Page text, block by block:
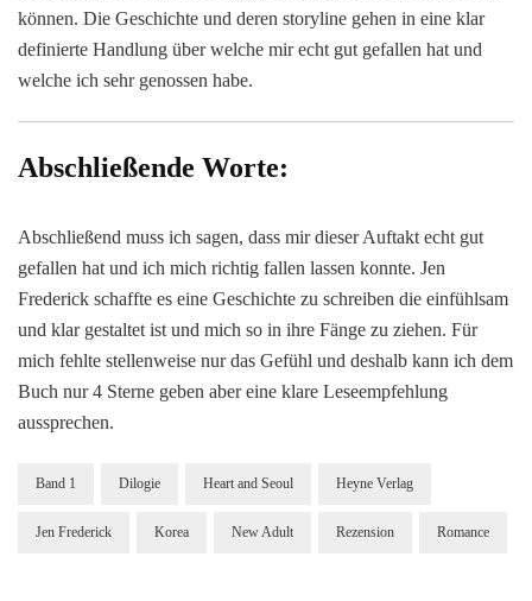
können. Die Geschichte und deren storyline gehen in eine klar
definierte Handlung über welche mir echt gut gefallen hat und
welche ich sehr genossen habe.
Abschließende Worte:
Abschließend muss ich sagen, dass mir dieser Auftakt echt gut
gefallen hat und ich mich richtig fallen lassen konnte. Jen
Frederick schaffte es eine Geschichte zu schreiben die einfühlsam
und klar gestaltet ist und mich so in ihre Fänge zu ziehen. Für
mich fehlte stellenweise nur das Gefühl und deshalb kann ich dem
Buch nur 4 Sterne geben aber eine klare Leseempfehlung
aussprechen.
Band 1 Dilogie Heart and Seoul Heyne Verlag
Jen Frederick Korea New Adult Rezension Romance